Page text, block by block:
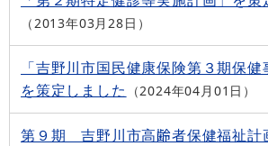
2013年03月28日
「吉野川市国民健康保険第３期保健
を策定しました
2024年04月01日
第９期 吉野川市高齢者保健福祉計